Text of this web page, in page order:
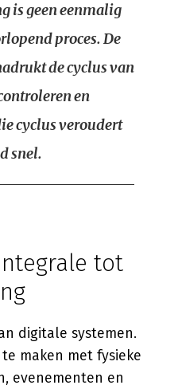
is geen eenmalig
proces. De
de cyclus van
en
cyclus veroudert
snel.
tot
digitale systemen.
maken met fysieke
evenementen en